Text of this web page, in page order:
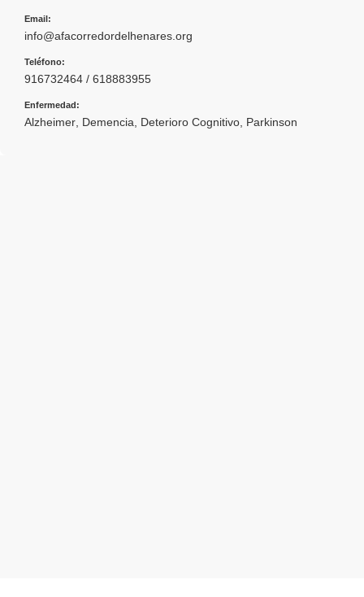
Email:
info@afacorredordelhenares.org
Teléfono:
916732464 / 618883955
Enfermedad:
Alzheimer Demencia Deterioro Cognitivo Parkinson